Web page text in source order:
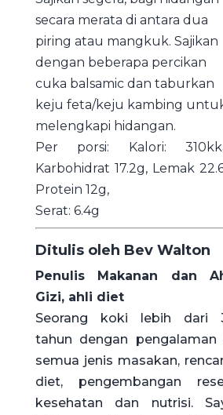
secara merata di antara dua
piring atau mangkuk. Sajikan
dengan beberapa percikan
cuka balsamic dan taburkan
keju feta/keju kambing
melengkapi hidangan.
Per porsi: Kalori:
Karbohidrat 17.2g, Lemak
Protein 12g,
Serat: 6.4g
Ditulis oleh Bev Walton
Penulis Makanan dan
Gizi, ahli diet
Seorang koki lebih dari
tahun dengan pengalaman
semua jenis masakan,
diet, pengembangan
kesehatan dan nutrisi.